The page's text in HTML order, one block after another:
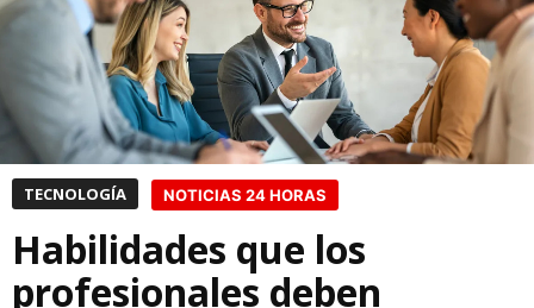
TECNOLOGÍA NOTICIAS 24 HORAS
Habilidades que los
profesionales deben